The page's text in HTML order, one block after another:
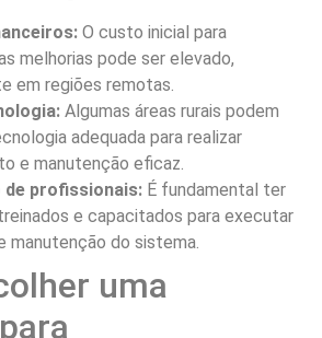
de circuitos
elétrica rural?
circuitos de distribuição elétrica rural
as cargas elétricas para
estável e eficiente de energia,
rurais.
benefícios da